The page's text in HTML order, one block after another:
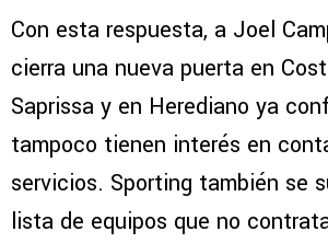
Con esta respuesta, a Joel
cierra una nueva puerta en
Saprissa y en Herediano ya
tampoco tienen interés en
servicios. Sporting también se
lista de equipos que no